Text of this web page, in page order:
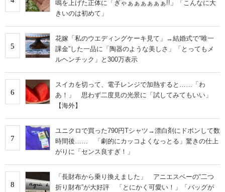
鳴を上げた正体に「ぎゃぁぁぁぁぁぁ!!」「こんなに大
きいのは初めて」
5
花嫁「私のウエディングケーキ見て」→結婚式で“唯一
課金”した一品に「陶器のような美しさ」「とってもメ
ルヘンチック」と300万表示
6
スイカを切って、電子レンジで加熱すると……「わ
あ！」 思わず二度見の光景に「試してみてもいい」
【海外】
7
ユニクロで買った790円Tシャツ→漂白剤にドボンして数
時間後…… 「劇的にカッコよくなっとる」驚きの仕上
がりに「センス良すぎ！」
8
「長財布から乗り換えました」 アニエスベーの“二つ
折り財布”が大好評 「とにかく可愛い！」「バッグが